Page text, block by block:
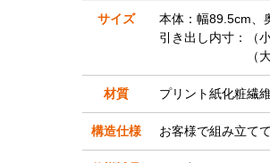
サイズ
本体：幅89.5cm、
引き出し内寸：（
（大2杯）約
材質 プリント紙化粧繊
構造仕様 お客様で組み立て